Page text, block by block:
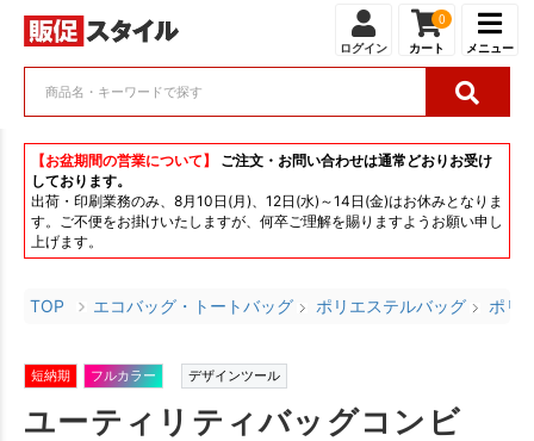
ログイン
0
カート メニュー
【お盆期間の営業について】
ご注文・お問い合わせは通常どおりお受け
しております。
出荷・印刷業務のみ、8月10日(月)、12日(水)～14日(金)はお休みとなりま
す。ご不便をお掛けいたしますが、何卒ご理解を賜りますようお願い申し
上げます。
TOP エコバッグ・トートバッグ ポリエステルバッグ ポリ
短納期 フルカラー デザインツール
ユーティリティバッグコンビ